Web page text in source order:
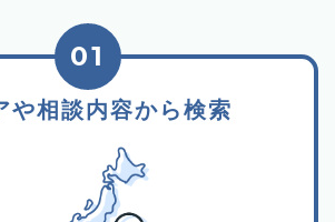
や相談内容から検索
01